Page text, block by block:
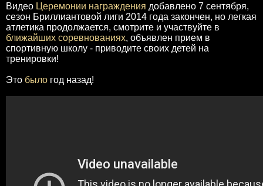
Видео Церемонии награждения добавлено 7 сентября,
сезон Бриллиантовой лиги 2014 года закончен, но легкая
атлетика продолжается, смотрите и участвуйте в
ближайших соревнованиях, объявлен прием в
спортивную школу - приводите своих детей на
тренировки!
Это было год назад!